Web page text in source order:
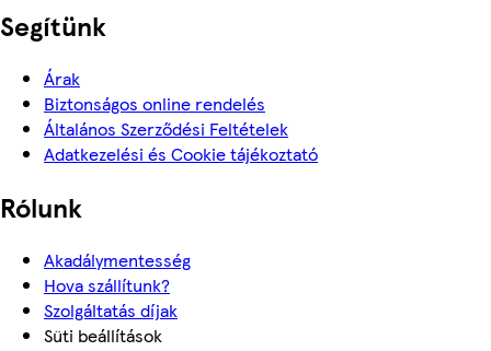
Segítünk
Árak
Biztonságos online rendelés
Általános Szerződési Feltételek
Adatkezelési és Cookie tájékoztató
Rólunk
Akadálymentesség
Hova szállítunk?
Szolgáltatás díjak
Süti beállítások